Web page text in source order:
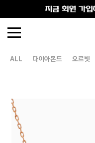
ALL 다이아몬드 오르빗